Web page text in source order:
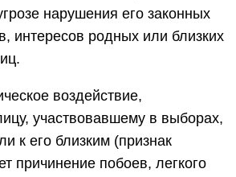
нарушения его законных
интересов родных или близких
воздействие,
участвовавшему в выборах,
к его близким (признак
причинение побоев, легкого